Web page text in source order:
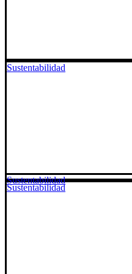
Sustentabilidad
Sustentabilidad
Sustentabilidad